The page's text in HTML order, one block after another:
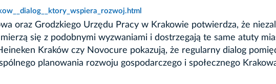
oraz Grodzkiego Urzędu Pracy w Krakowie potwierdza, że
się z podobnymi wyzwaniami i dostrzegają te same atuty
Kraków czy Novocure pokazują, że regularny dialog
planowania rozwoju gospodarczego i społecznego